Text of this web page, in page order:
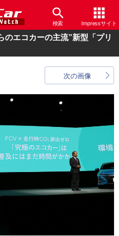
検索 Impressサイト
のエコカーの主流”新型「プリ
次の画像